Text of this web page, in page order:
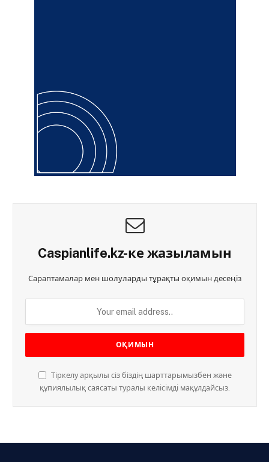
Caspianlife.kz-ке жазыламын
Сараптамалар мен шолуларды тұрақты оқимын десеңіз
Тіркелу арқылы сіз біздің шарттарымызбен және
құпиялылық саясаты туралы келісімді мақұлдайсыз.